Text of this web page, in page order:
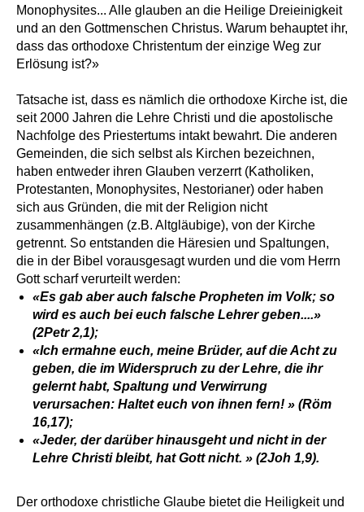
Monophysites... Alle glauben an die Heilige Dreieinigkeit
und an den Gottmenschen Christus. Warum behauptet ihr,
dass das orthodoxe Christentum der einzige Weg zur
Erlösung ist?»
Tatsache ist, dass es nämlich die orthodoxe Kirche ist, die
seit 2000 Jahren die Lehre Christi und die apostolische
Nachfolge des Priestertums intakt bewahrt. Die anderen
Gemeinden, die sich selbst als Kirchen bezeichnen,
haben entweder ihren Glauben verzerrt (Katholiken,
Protestanten, Monophysites, Nestorianer) oder haben
sich aus Gründen, die mit der Religion nicht
zusammenhängen (z.B. Altgläubige), von der Kirche
getrennt. So entstanden die Häresien und Spaltungen,
die in der Bibel vorausgesagt wurden und die vom Herrn
Gott scharf verurteilt werden:
«Es gab aber auch falsche Propheten im Volk; so
wird es auch bei euch falsche Lehrer geben....»
(2Petr 2,1);
«Ich ermahne euch, meine Brüder, auf die Acht zu
geben, die im Widerspruch zu der Lehre, die ihr
gelernt habt, Spaltung und Verwirrung
verursachen: Haltet euch von ihnen fern! » (Röm
16,17);
«Jeder, der darüber hinausgeht und nicht in der
Lehre Christi bleibt, hat Gott nicht. » (2Joh 1,9).
Der orthodoxe christliche Glaube bietet die Heiligkeit und